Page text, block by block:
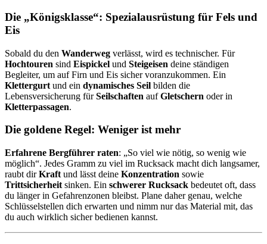
Die „Königsklasse“: Spezialausrüstung für Fels und
Eis
Sobald du den Wanderweg verlässt, wird es technischer. Für
Hochtouren sind Eispickel und Steigeisen deine ständigen
Begleiter, um auf Firn und Eis sicher voranzukommen. Ein
Klettergurt und ein dynamisches Seil bilden die
Lebensversicherung fürSeilschaften aufGletschern oder in
Kletterpassagen.
Die goldene Regel: Weniger ist mehr
Erfahrene Bergführer raten: „So viel wie nötig, so wenig wie
möglich“. Jedes Gramm zu viel im Rucksack macht dich langsamer,
raubt dirKraft und lässt deine Konzentration sowie
Trittsicherheit sinken. Ein schwerer Rucksack bedeutet oft, dass
du länger in Gefahrenzonen bleibst. Plane daher genau, welche
Schlüsselstellen dich erwarten und nimm nur das Material mit, das
du auch wirklich sicher bedienen kannst.